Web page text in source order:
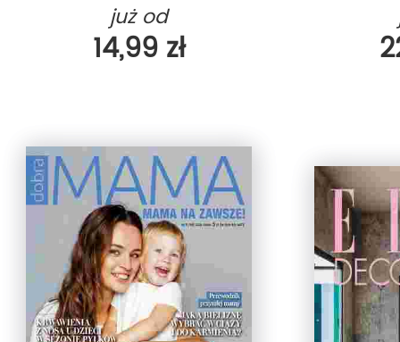
już od
14,99 zł